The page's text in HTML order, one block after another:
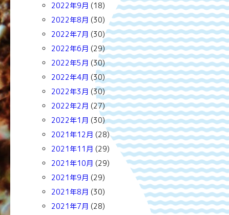
2022年9月 (18)
2022年8月 (30)
2022年7月 (30)
2022年6月 (29)
2022年5月 (30)
2022年4月 (30)
2022年3月 (30)
2022年2月 (27)
2022年1月 (30)
2021年12月 (28)
2021年11月 (29)
2021年10月 (29)
2021年9月 (29)
2021年8月 (30)
2021年7月 (28)